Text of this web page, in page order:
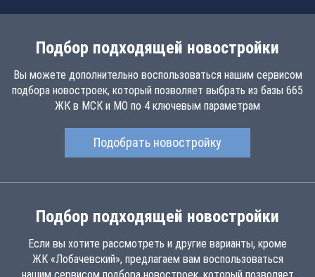
Подбор подходящей новостройки
Вы можете дополнительно воспользоваться нашим сервисом
подбора новостроек, который позволяет выбрать из базы 665
ЖК в МСК и МО по 4 ключевым параметрам
Подобрать новостройку
Подбор подходящей новостройки
Если вы хотите рассмотреть и другие варианты, кроме
ЖК «Лобачевский», предлагаем вам воспользоваться